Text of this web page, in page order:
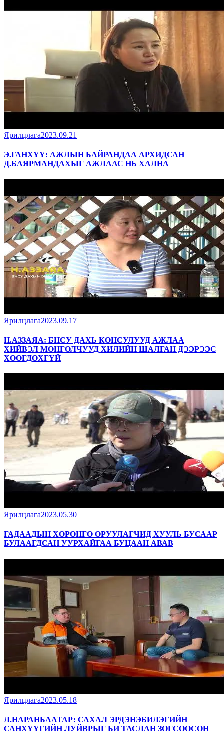
Ярилцлага2023.09.21
Э.ГАНХҮҮ: АЖЛЫН БАЙРАНДАА АРХИДСАН
Д.БАЯРМАНДАХЫГ АЖЛААС НЬ ХАЛНА
Ярилцлага2023.09.17
Н.АЗЗАЯА: БНСУ ДАХЬ КОНСУЛУУД АЖЛАА
ХИЙВЭЛ МОНГОЛЧУУД ХИЛИЙН ШАЛГАН ДЭЭРЭЭС
ХӨӨГДӨХГҮЙ
Ярилцлага2023.05.30
ГАДААДЫН ХӨРӨНГӨ ОРУУЛАГЧИД ХУУЛЬ БУСААР
БУЛААГДСАН УУРХАЙГАА БУЦААН АВАВ
Ярилцлага2023.05.18
Л.НАРАНБААТАР: САХАЛ ЭРДЭНЭБИЛЭГИЙН
САНХҮҮГИЙН ЛУЙВРЫГ БИ ТАСЛАН ЗОГСООСОН